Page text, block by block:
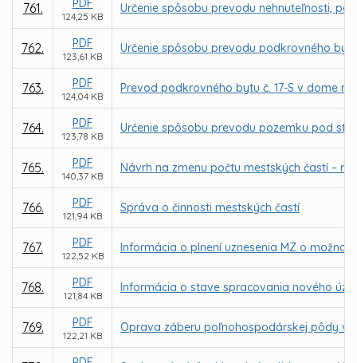
761. PDF
124,25 KB
Určenie spôsobu prevodu nehnuteľnosti,
762. PDF
123,61 KB
Určenie spôsobu prevodu podkrovného
763. PDF
124,04 KB
Prevod podkrovného bytu č. 17-S v dome
764. PDF
123,78 KB
Určenie spôsobu prevodu pozemku pod
765. PDF
140,37 KB
Návrh na zmenu počtu mestských častí –
766. PDF
121,94 KB
Správa o činnosti mestských častí
767. PDF
122,52 KB
Informácia o plnení uznesenia MZ o
768. PDF
121,84 KB
Informácia o stave spracovania nového
769. PDF
122,21 KB
Oprava záberu poľnohospodárskej pôdy v